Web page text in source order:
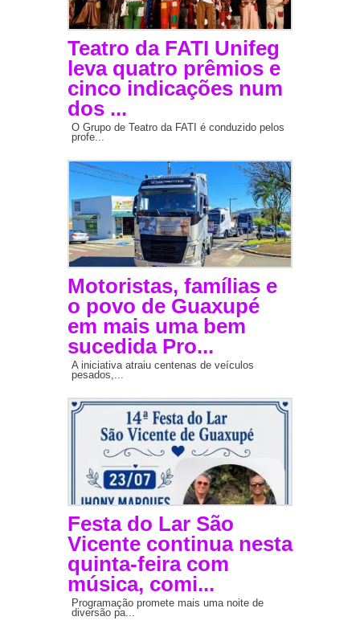
Teatro da FATI Unifeg
leva quatro prêmios e
cinco indicações num
dos ...
O Grupo de Teatro da FATI é conduzido pelos
profe...
Motoristas, famílias e
o povo de Guaxupé
em mais uma bem
sucedida Pro...
A iniciativa atraiu centenas de veículos
pesados,...
Festa do Lar São
Vicente continua nesta
quinta-feira com
música, comi...
Programação promete mais uma noite de
diversão pa...